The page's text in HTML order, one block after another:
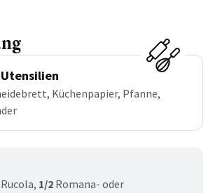
Küchenpapier, Pfanne,
Rucola, 1/2 Romana- oder